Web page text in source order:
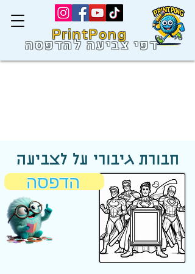
PrintPong
דפי צביעה להדפסה
חבורת גיבורי על לצביעה
הדפסה